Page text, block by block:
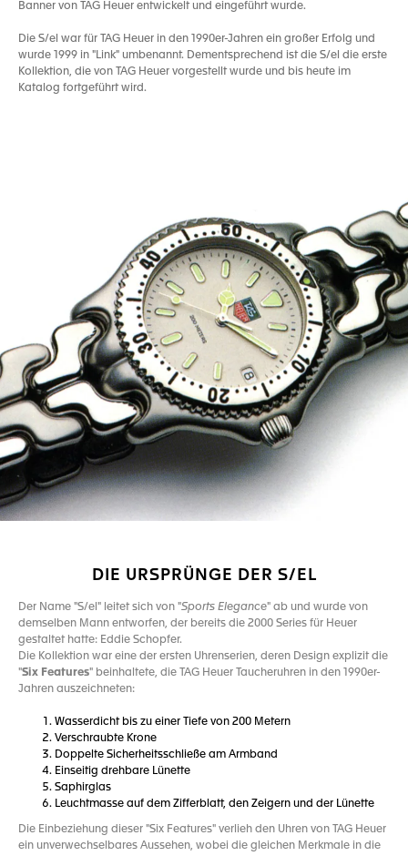
Banner von TAG Heuer entwickelt und eingeführt wurde.
Die S/el war für TAG Heuer in den 1990er-Jahren ein großer Erfolg und
wurde 1999 in "Link" umbenannt. Dementsprechend ist die S/el die erste
Kollektion, die von TAG Heuer vorgestellt wurde und bis heute im
Katalog fortgeführt wird.
DIE URSPRÜNGE DER S/EL
Der Name "S/el" leitet sich von "Sports Elegance" ab und wurde von
demselben Mann entworfen, der bereits die 2000 Series für Heuer
gestaltet hatte: Eddie Schopfer.
Die Kollektion war eine der ersten Uhrenserien, deren Design explizit die
"Six Features" beinhaltete, die TAG Heuer Taucheruhren in den 1990er-
Jahren auszeichneten:
Wasserdicht bis zu einer Tiefe von 200 Metern
Verschraubte Krone
Doppelte Sicherheitsschließe am Armband
Einseitig drehbare Lünette
Saphirglas
Leuchtmasse auf dem Zifferblatt, den Zeigern und der Lünette
Die Einbeziehung dieser "Six Features" verlieh den Uhren von TAG Heuer
ein unverwechselbares Aussehen, wobei die gleichen Merkmale in die